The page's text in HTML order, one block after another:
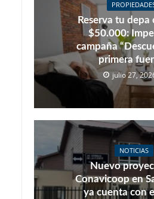
Reserva tu depa
$50.000:
campaña
primera
julio 27,
NOTICIAS
Nuevo
Conavicoop en
ya cuenta con